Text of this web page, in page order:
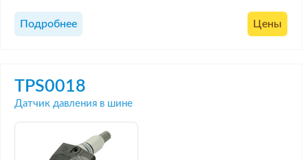
Подробнее Цены
TPS0018
Датчик давления в шине